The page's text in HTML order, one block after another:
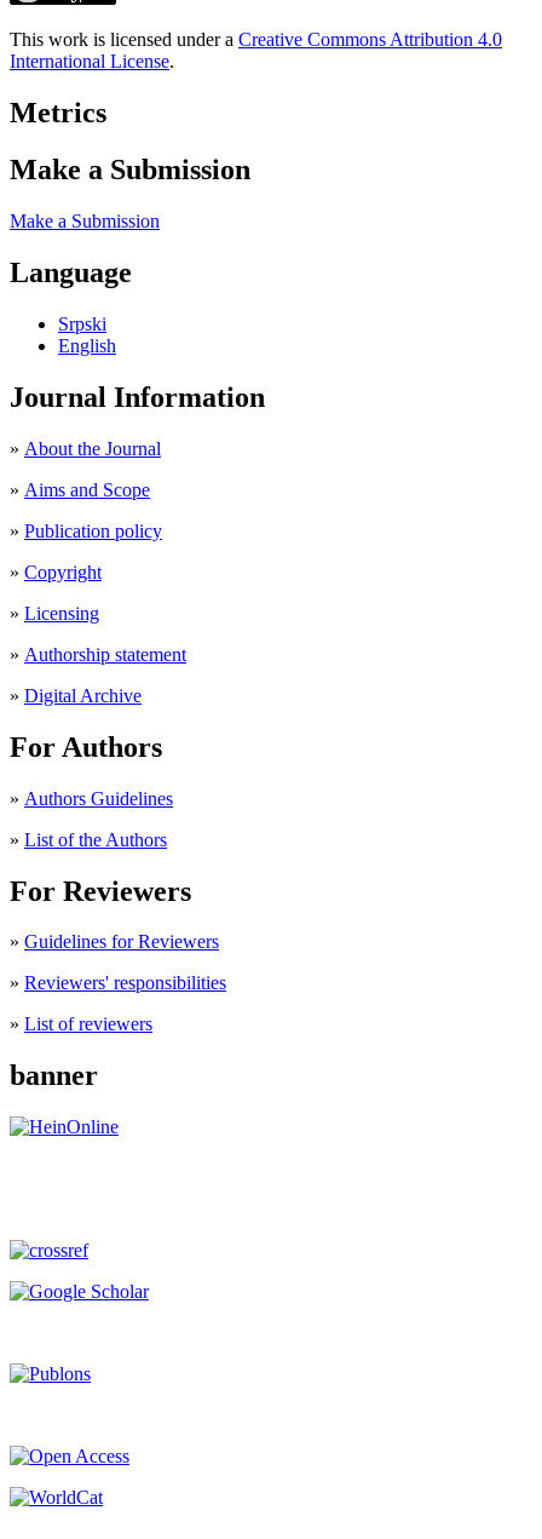
This work is licensed under a Creative Commons Attribution 4.0
International License.
Metrics
Make a Submission
Make a Submission
Language
Srpski
English
Journal Information
» About the Journal
» Aims and Scope
» Publication policy
» Copyright
» Licensing
» Authorship statement
» Digital Archive
For Authors
» Authors Guidelines
» List of the Authors
For Reviewers
» Guidelines for Reviewers
» Reviewers' responsibilities
» List of reviewers
banner